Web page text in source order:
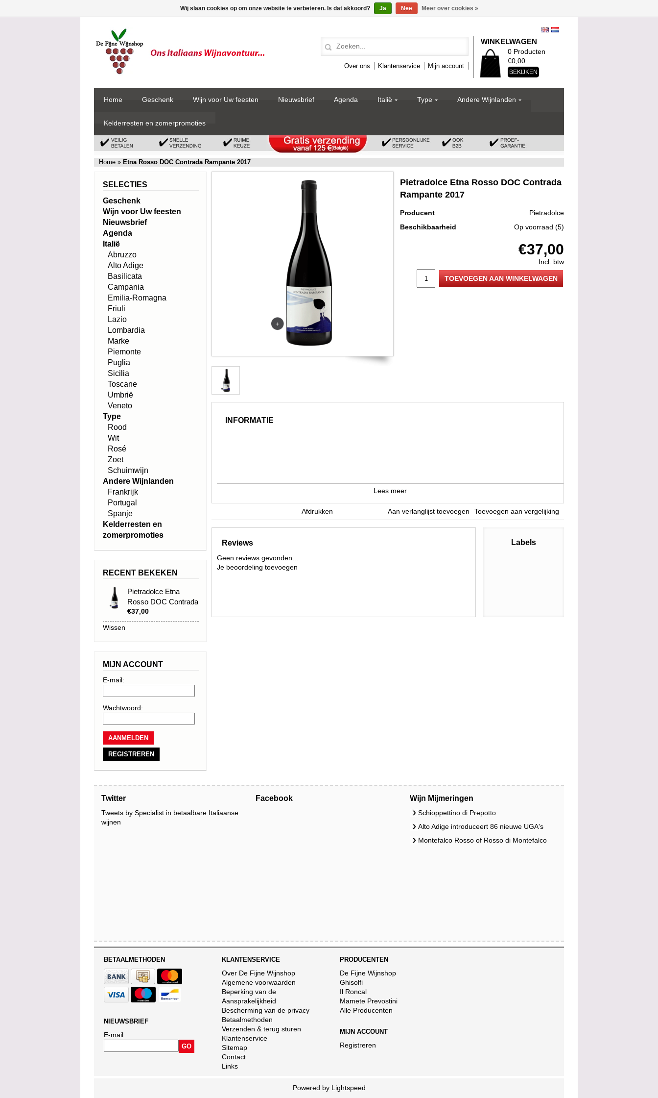
Over ons Klantenservice Mijn account
WINKELWAGEN
0 Producten
€0,00
BEKIJKEN
Home Geschenk Wijn voor Uw feesten Nieuwsbrief Agenda Italië Type Andere Wijnlanden
Kelderresten en zomerpromoties
Home » Etna Rosso DOC Contrada Rampante 2017
Pietradolce Etna Rosso DOC Contrada
Rampante 2017
Producent
Pietradolce
Beschikbaarheid
Op voorraad (5)
€37,00
Incl. btw
TOEVOEGEN AAN WINKELWAGEN
INFORMATIE
Lees meer
Toevoegen aan vergelijking
Aan verlanglijst toevoegen
Afdrukken
Reviews
Geen reviews gevonden...
Je beoordeling toevoegen
Labels
SELECTIES
Geschenk
Wijn voor Uw feesten
Nieuwsbrief
Agenda
Italië
Abruzzo
Alto Adige
Basilicata
Campania
Emilia-Romagna
Friuli
Lazio
Lombardia
Marke
Piemonte
Puglia
Sicilia
Toscane
Umbrië
Veneto
Type
Rood
Wit
Rosé
Zoet
Schuimwijn
Andere Wijnlanden
Frankrijk
Portugal
Spanje
Kelderresten en
zomerpromoties
RECENT BEKEKEN
Pietradolce Etna
Rosso DOC Contrada
Rampante 2017
€37,00
Wissen
MIJN ACCOUNT
E-mail:
Wachtwoord:
REGISTREREN
Twitter
Tweets by Specialist in betaalbare Italiaanse
wijnen
Facebook Wijn Mijmeringen
Schioppettino di Prepotto
Alto Adige introduceert 86 nieuwe UGA's
Montefalco Rosso of Rosso di Montefalco
BETAALMETHODEN
NIEUWSBRIEF
E-mail
KLANTENSERVICE
Over De Fijne Wijnshop
Algemene voorwaarden
Beperking van de
Aansprakelijkheid
Bescherming van de privacy
Betaalmethoden
Verzenden & terug sturen
Klantenservice
Sitemap
Contact
Links
PRODUCENTEN
De Fijne Wijnshop
Ghisolfi
Il Roncal
Mamete Prevostini
Alle Producenten
MIJN ACCOUNT
Registreren
Powered by Lightspeed
Wij slaan cookies op om onze website te verbeteren. Is dat akkoord? Ja Nee Meer over cookies »